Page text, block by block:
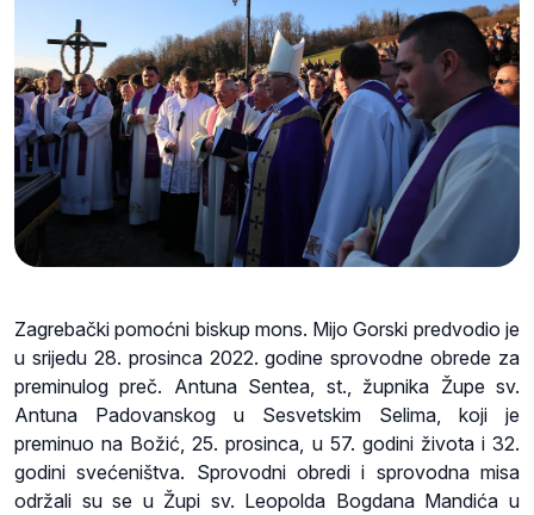
Zagrebački pomoćni biskup mons. Mijo Gorski predvodio je
u srijedu 28. prosinca 2022. godine sprovodne obrede za
preminulog preč. Antuna Sentea, st., župnika Župe sv.
Antuna Padovanskog u Sesvetskim Selima, koji je
preminuo na Božić, 25. prosinca, u 57. godini života i 32.
godini svećeništva. Sprovodni obredi i sprovodna misa
održali su se u Župi sv. Leopolda Bogdana Mandića u